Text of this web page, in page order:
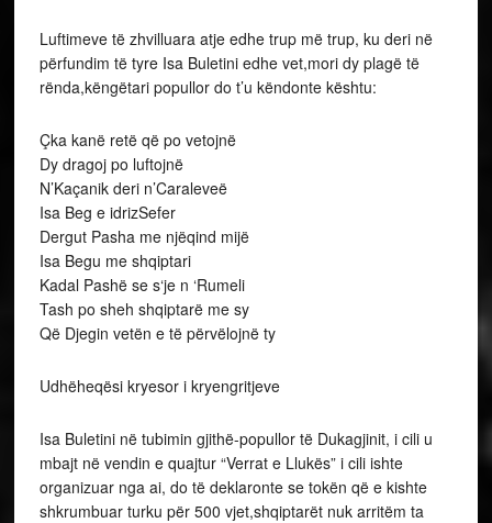
Luftimeve të zhvilluara atje edhe trup më trup, ku deri në
përfundim të tyre Isa Buletini edhe vet,mori dy plagë të
rënda,këngëtari popullor do t’u këndonte kështu:
Çka kanë retë që po vetojnë
Dy dragoj po luftojnë
N’Kaçanik deri n’Caraleveë
Isa Beg e idrizSefer
Dergut Pasha me njëqind mijë
Isa Begu me shqiptari
Kadal Pashë se s‘je n ‘Rumeli
Tash po sheh shqiptarë me sy
Që Djegin vetën e të përvëlojnë ty
Udhëheqësi kryesor i kryengritjeve
Isa Buletini në tubimin gjithë-popullor të Dukagjinit, i cili u
mbajt në vendin e quajtur “Verrat e Llukës” i cili ishte
organizuar nga ai, do të deklaronte se tokën që e kishte
shkrumbuar turku për 500 vjet,shqiptarët nuk arritëm ta